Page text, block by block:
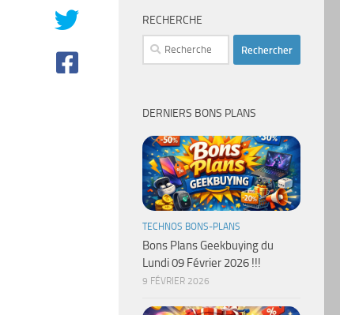
RECHERCHE
Rechercher :
DERNIERS BONS PLANS
TECHNOS BONS-PLANS
Bons Plans Geekbuying du
Lundi 09 Février 2026 !!!
9 FÉVRIER 2026